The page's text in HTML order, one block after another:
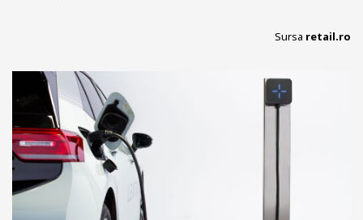
Sursa retail.ro